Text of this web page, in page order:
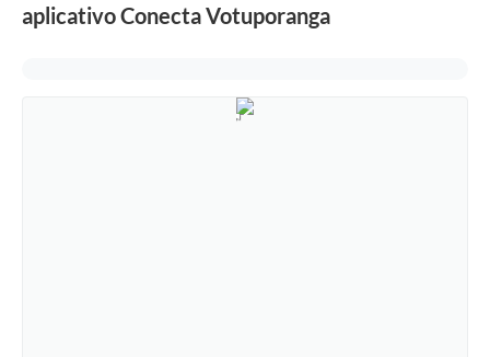
Prestação de Contas
aplicativo Conecta Votuporanga